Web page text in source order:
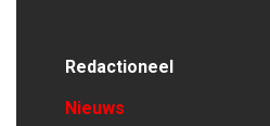
Redactioneel
Nieuws